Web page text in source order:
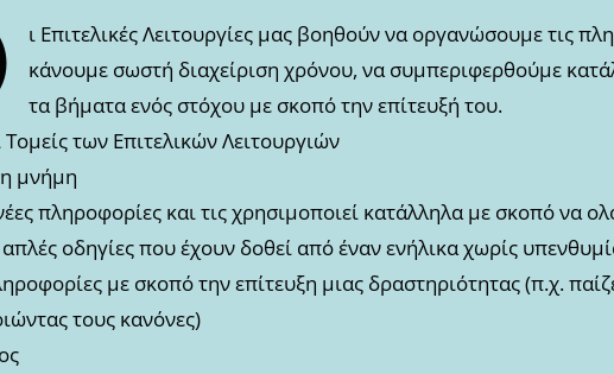
ι Επιτελικές Λειτουργίες μας βοηθούν να οργανώσουμε τις
κάνουμε σωστή διαχείριση χρόνου, να συμπεριφερθούμε
τα βήματα ενός στόχου με σκοπό την επίτευξή του.
Τομείς των Επιτελικών Λειτουργιών
μνήμη
πληροφορίες και τις χρησιμοποιεί κατάλληλα με σκοπό να
οδηγίες που έχουν δοθεί από έναν ενήλικα χωρίς
με σκοπό την επίτευξη μιας δραστηριότητας (π.χ.
τους κανόνες)